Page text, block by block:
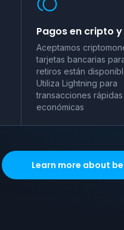
Pagos en cripto
Aceptamos
tarjetas bancarias
retiros están
Utiliza Lightning para
transacciones
económicas
Learn more about